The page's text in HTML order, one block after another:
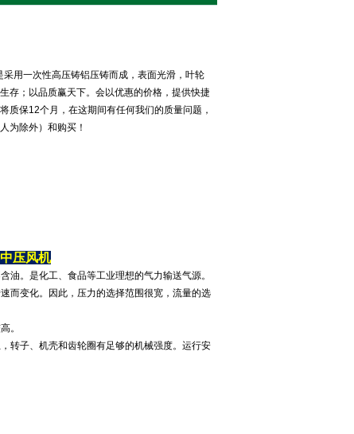
用一次性高压铸铝压铸而成，表面光滑，叶轮
存；以品质赢天下。会以优惠的价格，提供快捷
质保12个月，在这期间有任何我们的质量问题，
为除外）和购买！
压风机
油。是化工、食品等工业理想的气力输送气源。
而变化。因此，压力的选择范围很宽，流量的选
。
转子、机壳和齿轮圈有足够的机械强度。运行安